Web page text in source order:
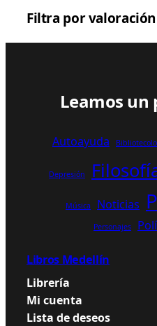
Filtra por valoración
Leamos
Autoayuda
Depresión
Música Noticias
Personajes
Libros Medellín
Librería
Mi cuenta
Lista de deseos